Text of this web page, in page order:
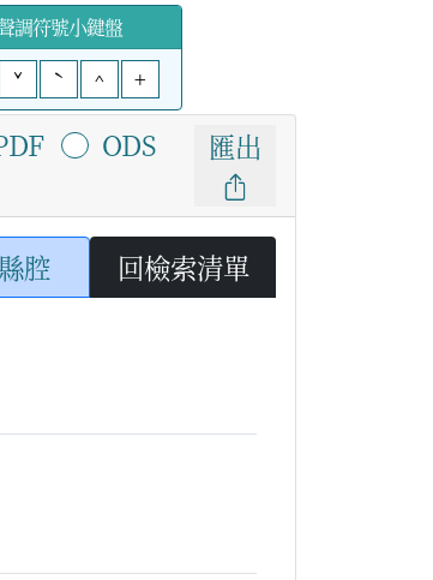
調符號小鍵盤
ˇ ˋ ^ +
ODS 匯出
腔 回檢索清單